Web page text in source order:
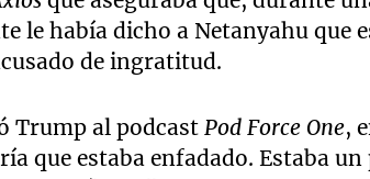
le había dicho a Netanyahu que
de ingratitud.
Trump al podcastPod Force One,
que estaba enfadado. Estaba